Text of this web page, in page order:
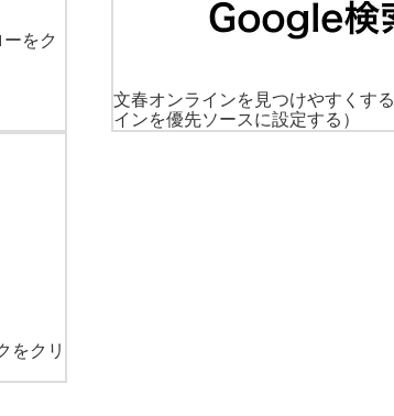
ーをク
文春オンラインを見つけやすくする
インを優先ソースに設定する）
をクリ